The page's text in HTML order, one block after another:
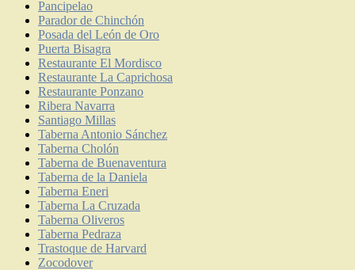
Pancipelao
Parador de Chinchón
Posada del León de Oro
Puerta Bisagra
Restaurante El Mordisco
Restaurante La Caprichosa
Restaurante Ponzano
Ribera Navarra
Santiago Millas
Taberna Antonio Sánchez
Taberna Cholón
Taberna de Buenaventura
Taberna de la Daniela
Taberna Eneri
Taberna La Cruzada
Taberna Oliveros
Taberna Pedraza
Trastoque de Harvard
Zocodover